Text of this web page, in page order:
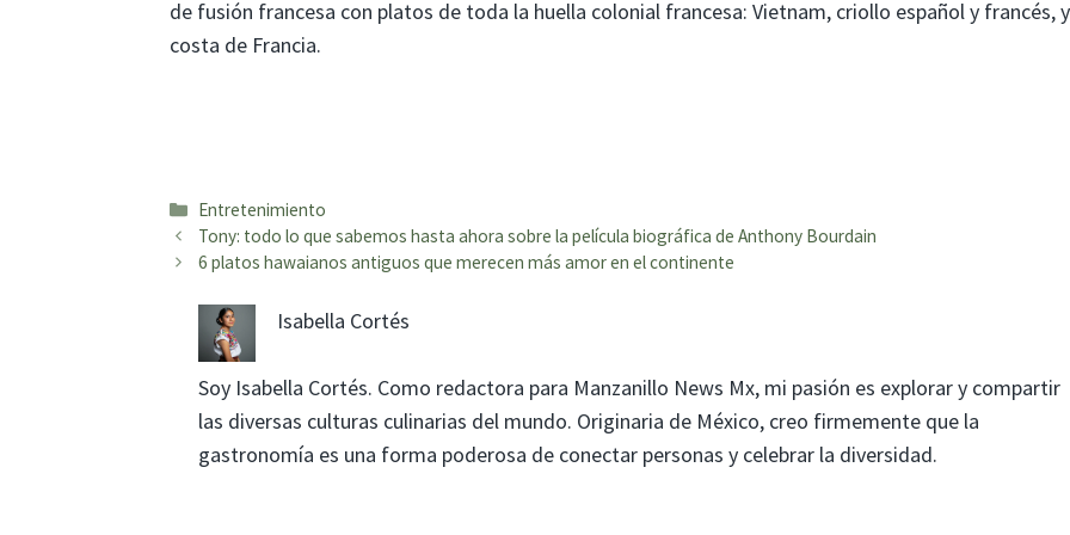
de fusión francesa con platos de toda la huella colonial francesa: Vietnam, criollo español y francés,
costa de Francia.
Categorías
Entretenimiento
Tony: todo lo que sabemos hasta ahora sobre la película biográfica de Anthony Bourdain
6 platos hawaianos antiguos que merecen más amor en el continente
Isabella Cortés
Soy Isabella Cortés. Como redactora para Manzanillo News Mx, mi pasión es explorar y compartir
las diversas culturas culinarias del mundo. Originaria de México, creo firmemente que la
gastronomía es una forma poderosa de conectar personas y celebrar la diversidad.